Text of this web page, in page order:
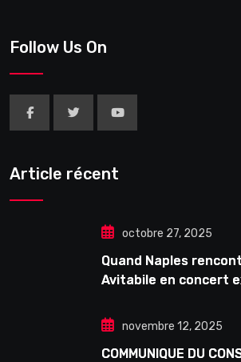
Follow Us On
Article récent
octobre 27, 2025
Quand Naples
Avitabile en concert
novembre 12, 2025
COMMUNIQUE DU